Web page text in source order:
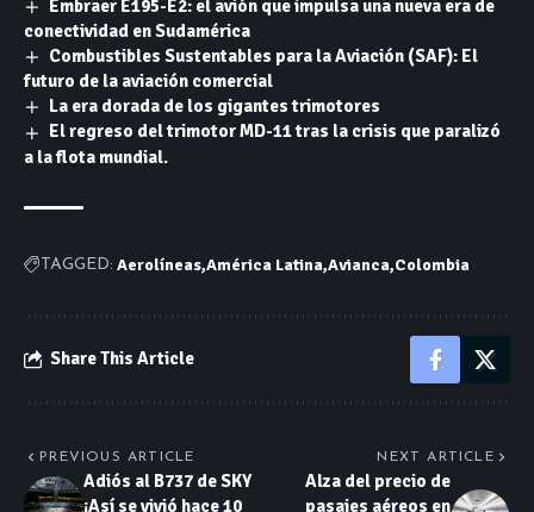
Embraer E195-E2: el avión que impulsa una nueva era de
conectividad en Sudamérica
Combustibles Sustentables para la Aviación (SAF): El
futuro de la aviación comercial
La era dorada de los gigantes trimotores
El regreso del trimotor MD-11 tras la crisis que paralizó
a la flota mundial.
TAGGED: Aerolíneas América Latina Avianca Colombia
Share This Article
PREVIOUS ARTICLE
Adiós al B737 de SKY
¡Así se vivió hace 10
NEXT ARTICLE
Alza del precio de
pasajes aéreos en